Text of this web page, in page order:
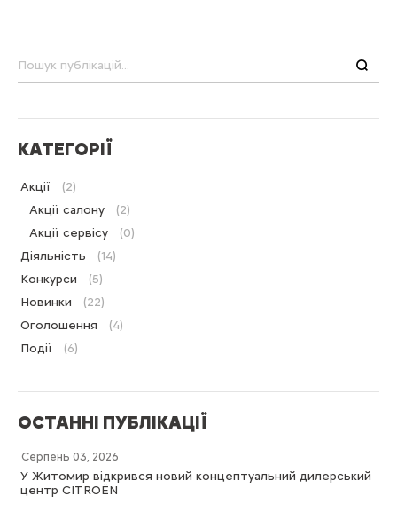
КАТЕГОРІЇ
Акції
(2)
Акції салону
(2)
Акції сервісу
(0)
Діяльність
(14)
Конкурси
(5)
Новинки
(22)
Оголошення
(4)
Події
(6)
ОСТАННІ ПУБЛІКАЦІЇ
Серпень 03, 2026
У Житомир відкрився новий концептуальний дилерський
центр CITROËN